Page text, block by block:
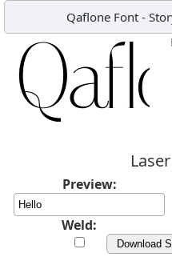
Qaflone Font-
Preview:
Weld:
Download